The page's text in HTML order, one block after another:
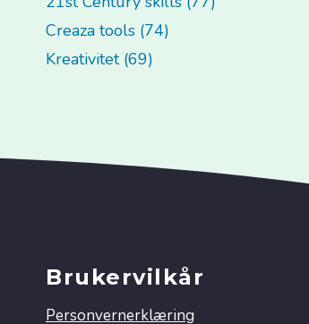
Creaza tools (74)
Kreativitet (69)
Brukervilkår
Personvernerklæring